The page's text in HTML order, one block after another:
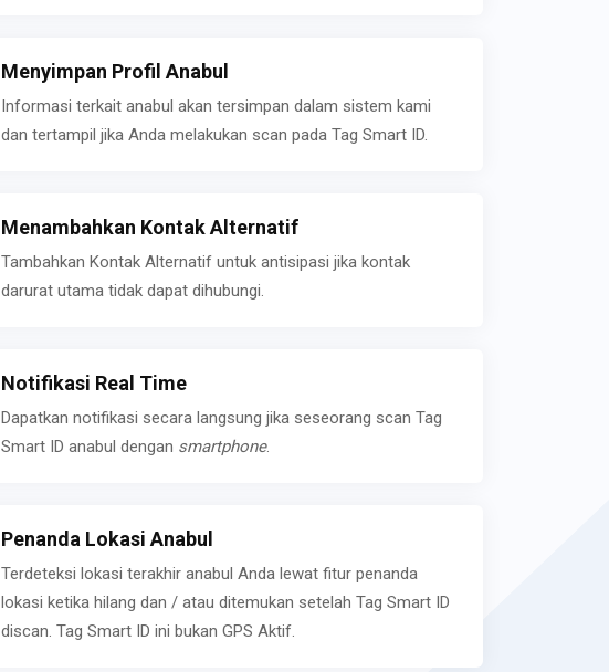
Menyimpan Profil Anabul
Informasi terkait anabul akan tersimpan dalam sistem kami
dan tertampil jika Anda melakukan scan pada Tag Smart ID.
Menambahkan Kontak Alternatif
Tambahkan Kontak Alternatif untuk antisipasi jika kontak
darurat utama tidak dapat dihubungi.
Notifikasi Real Time
Dapatkan notifikasi secara langsung jika seseorang scan Tag
Smart ID anabul dengan smartphone.
Penanda Lokasi Anabul
Terdeteksi lokasi terakhir anabul Anda lewat fitur penanda
lokasi ketika hilang dan / atau ditemukan setelah Tag Smart ID
discan. Tag Smart ID ini bukan GPS Aktif.